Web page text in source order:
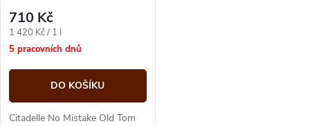
710 Kč
Měrná
cena:
1 420 Kč / 1 l
5 pracovních dnů
DO KOŠÍKU
Citadelle No Mistake Old Tom